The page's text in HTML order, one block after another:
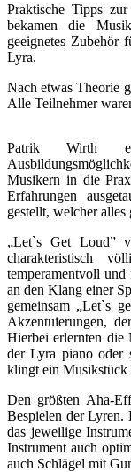
Praktische Tipps
bekamen die
geeignetes Zubehör
Lyra.
Nach etwas Theorie
Alle Teilnehmer
Patrik Wirth
Musikern in die
Erfahrungen
gestellt, welcher
„Let`s Get Loud”
charakteristisch
temperamentvoll
an den Klang einer
gemeinsam „Let`s
Akzentuierungen,
Hierbei erlernten
der Lyra piano oder
klingt ein Musikstück
Den größten Aha-
Bespielen der Lyren.
das jeweilige
Instrument auch
auch Schlägel mit